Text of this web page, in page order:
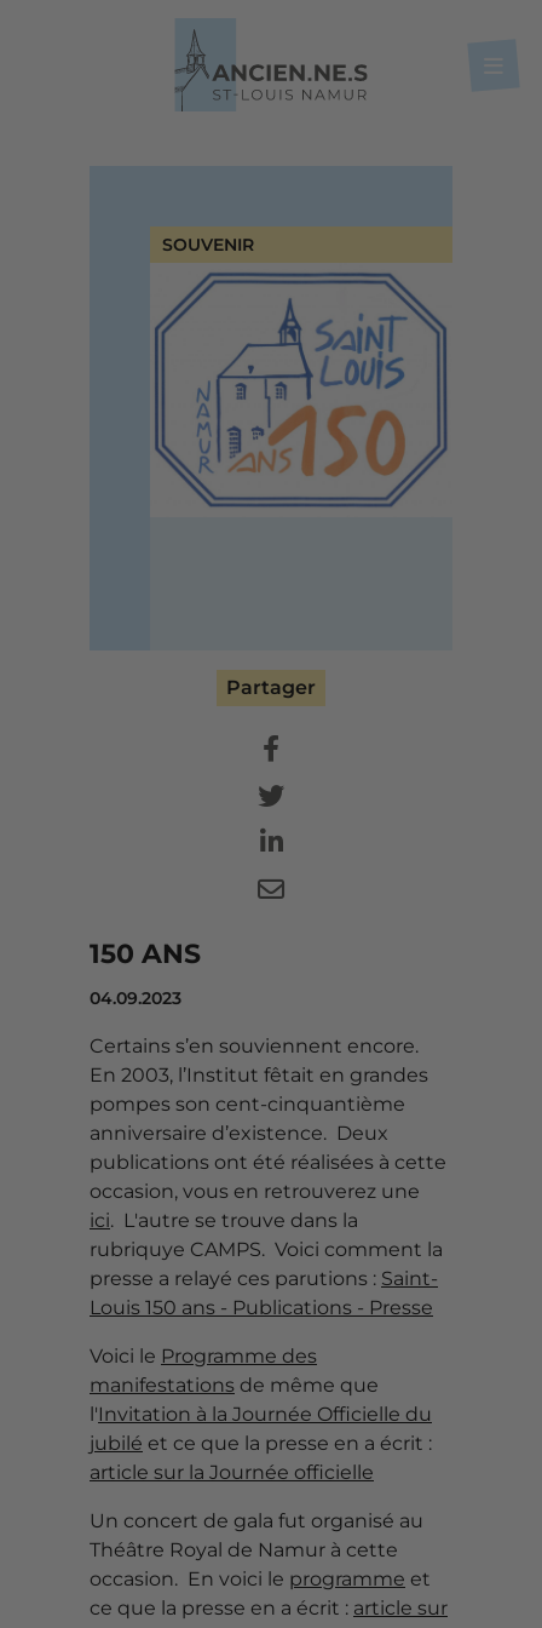
SOUVENIR
Partager




150 ANS
04.09.2023
Certains s’en souviennent encore.
En 2003, l’Institut fêtait en grandes
pompes son cent-cinquantième
anniversaire d’existence. Deux
publications ont été réalisées à cette
occasion, vous en retrouverez une
ici. L'autre se trouve dans la
rubriquye CAMPS. Voici comment la
presse a relayé ces parutions : Saint-
Louis 150 ans - Publications - Presse
Voici le Programme des
manifestations de même que
l'Invitation à la Journée Officielle du
jubilé et ce que la presse en a écrit :
article sur la Journée officielle
Un concert de gala fut organisé au
Théâtre Royal de Namur à cette
occasion. En voici le programme et
ce que la presse en a écrit : article sur